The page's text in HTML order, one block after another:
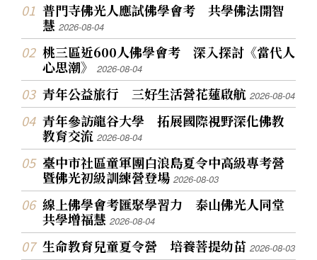
普門寺佛光人應試佛學會考 共學佛法開智
慧2026-08-04
桃三區近600人佛學會考 深入探討《當代人
心思潮》2026-08-04
青年公益旅行 三好生活營花蓮啟航2026-08-04
青年參訪龍谷大學 拓展國際視野深化佛教
教育交流2026-08-04
臺中市社區童軍團白浪島夏令中高級專考營
暨佛光初級訓練營登場2026-08-03
線上佛學會考匯聚學習力 泰山佛光人同堂
共學增福慧2026-08-04
生命教育兒童夏令營 培養菩提幼苗2026-08-03